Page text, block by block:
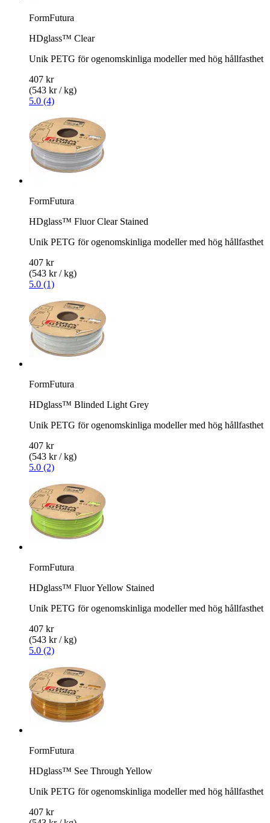
FormFutura
HDglass™ Clear
Unik PETG för ogenomskinliga modeller med hög hållfasthet
407 kr
(543 kr / kg)
5.0 (4)
FormFutura
HDglass™ Fluor Clear Stained
Unik PETG för ogenomskinliga modeller med hög hållfasthet
407 kr
(543 kr / kg)
5.0 (1)
FormFutura
HDglass™ Blinded Light Grey
Unik PETG för ogenomskinliga modeller med hög hållfasthet
407 kr
(543 kr / kg)
5.0 (2)
FormFutura
HDglass™ Fluor Yellow Stained
Unik PETG för ogenomskinliga modeller med hög hållfasthet
407 kr
(543 kr / kg)
5.0 (2)
FormFutura
HDglass™ See Through Yellow
Unik PETG för ogenomskinliga modeller med hög hållfasthet
407 kr